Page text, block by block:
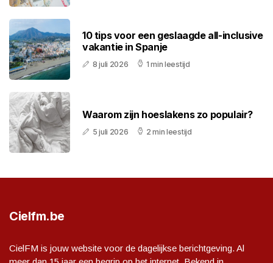
10 tips voor een geslaagde all-inclusive
vakantie in Spanje
8 juli 2026 1 min leestijd
Waarom zijn hoeslakens zo populair?
5 juli 2026 2 min leestijd
Cielfm.be
CielFM is jouw website voor de dagelijkse berichtgeving. Al